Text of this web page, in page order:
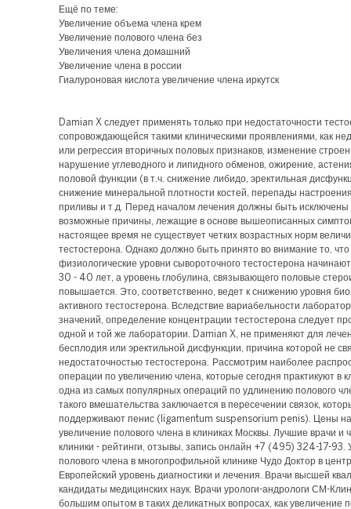
Ещё по теме:
Увеличение объема члена крем
Увеличение полового члена без
Увеличения члена домашний
Увеличение члена в россии
Гиалуроновая кислота увеличение члена иркутск
Damian X следует применять только при недостаточности
сопровождающейся такими клиническими проявлениями, как
или регрессия вторичных половых признаков, изменение
нарушение углеводного и липидного обменов, ожирение,
половой функции (в т.ч. снижение либидо, эректильная
снижение минеральной плотности костей, перепады
приливы и т.д. Перед началом лечения должны быть исключены
возможные причины, лежащие в основе вышеописанных
настоящее время не существует четких возрастных норм
тестостерона. Однако должно быть принято во внимание то, что
физиологические уровни сывороточного тестостерона
30 - 40 лет, а уровень глобулина, связывающего половые
повышается. Это, соответственно, ведет к снижению уровня
активного тестостерона. Вследствие вариабельности
значений, определение концентрации тестостерона следует
одной и той же лаборатории. Damian X, не применяют для
бесплодия или эректильной дисфункции, причина которой не
недостаточностью тестостерона. Рассмотрим наиболее
операции по увеличению члена, которые сегодня практикуют в
одна из самых популярных операций по удлинению полового
такого вмешательства заключается в пересечении связок,
поддерживают пенис (ligamentum suspensorium penis). Цены на
увеличение полового члена в клиниках Москвы. Лучшие врачи и
клиники - рейтинги, отзывы, запись онлайн +7 (495) 324-17-93.
полового члена в многопрофильной клинике Чудо Доктор в
Европейский уровень диагностики и лечения. Врачи высшей
кандидаты медицинских наук. Врачи урологи-андрологи СМ-
большим опытом в таких деликатных вопросах, как увеличение